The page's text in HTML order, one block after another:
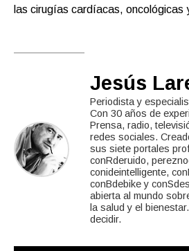
las cirugías cardíacas, oncológicas
Jesús
Periodista y
Con 30 años de
Prensa, radio,
redes sociales.
sus siete portales
conRderuido,
conideintelligente,
conBdebike y
abierta al mundo
la salud y el
decidir.